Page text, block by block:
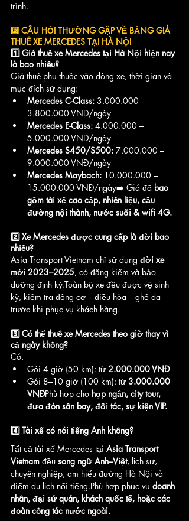
trình.
🔟 CÂU HỎI THƯỜNG GẶP VỀ BẢNG GIÁ
THUÊ XE MERCEDES TẠI HÀ NỘI
1️⃣ Giá thuê xe Mercedes tại Hà Nội hiện nay
là bao nhiêu?
Giá thuê phụ thuộc vào dòng xe, thời gian và
mục đích sử dụng:
Mercedes C-Class: 3.000.000 –
3.800.000 VNĐ/ngày
Mercedes E-Class: 4.000.000 –
5.000.000 VNĐ/ngày
Mercedes S450/S500: 7.000.000 –
9.000.000 VNĐ/ngày
Mercedes Maybach: 10.000.000 –
15.000.000 VNĐ/ngày➡️ Giá đã bao
gồm tài xế cao cấp, nhiên liệu, cầu
đường nội thành, nước suối & wifi 4G.
2️⃣ Xe Mercedes được cung cấp là đời bao
nhiêu?
Asia Transport Vietnam chỉ sử dụng đời xe
mới 2023–2025, có đăng kiểm và bảo
dưỡng định kỳ.Toàn bộ xe đều được vệ sinh
kỹ, kiểm tra động cơ – điều hòa – ghế da
trước khi phục vụ khách hàng.
3️⃣ Có thể thuê xe Mercedes theo giờ thay vì
cả ngày không?
Có.
Gói 4 giờ (50 km): từ 2.000.000 VNĐ
Gói 8–10 giờ (100 km): từ 3.000.000
VNĐPhù hợp cho họp ngắn, city tour,
đưa đón sân bay, đối tác, sự kiện VIP.
4️⃣ Tài xế có nói tiếng Anh không?
Tất cả tài xế Mercedes tại Asia Transport
Vietnam đều song ngữ Anh–Việt, lịch sự,
chuyên nghiệp, am hiểu đường Hà Nội và
điểm du lịch nổi tiếng.Phù hợp phục vụ doanh
nhân, đại sứ quán, khách quốc tế, hoặc các
đoàn công tác nước ngoài.